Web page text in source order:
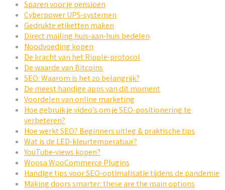
Sparen voor je pensioen
Cyberpower UPS-systemen
Gedrukte etiketten maken
Direct mailing huis-aan-huis bedelen
Noodvoeding kopen
De kracht van het Ripple-protocol
De waarde van Bitcoins
SEO: Waarom is het zo belangrijk?
De meest handige apps van dit moment
Voordelen van online marketing
Hoe gebruik je video’s om je SEO-positionering te
verbeteren?
Hoe werkt SEO? Beginners uitleg & praktische tips
Wat is de LED-kleurtemperatuur?
YouTube-views kopen?
Woosa WooCommerce Plugins
Handige tips voor SEO-optimalisatie tijdens de pandemie
Making doors smarter: these are the main options